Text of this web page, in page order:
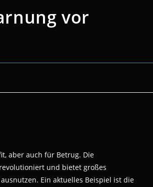
vor
aber auch für Betrug. Die
und bietet großes
Ein aktuelles Beispiel ist die